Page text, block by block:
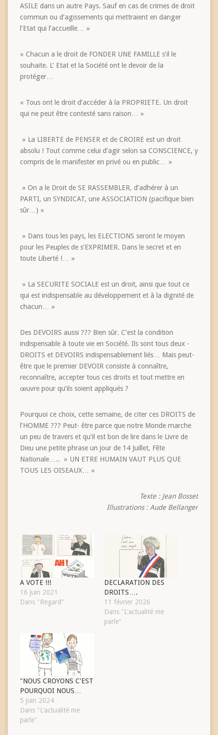
ASILE dans un autre Pays. Sauf en cas de crimes de droit
commun ou d’agissements qui mettraient en danger
l’Etat qui l’accueille… »
« Chacun a le droit de FONDER UNE FAMILLE s’il le
souhaite. L’ Etat et la Société ont le devoir de la
protéger…
« Tous ont le droit d’accéder à la PROPRIETE. Un droit
qui ne peut être contesté sans raison… »
» La LIBERTE de PENSER et de CROIRE est un droit
absolu ! Tout comme celui d’agir selon sa CONSCIENCE, y
compris de le manifester en privé ou en public… »
» On a le Droit de SE RASSEMBLER, d’adhérer à un
PARTI, un SYNDICAT, une ASSOCIATION (pacifique bien
sûr…) »
» Dans tous les pays, les ELECTIONS seront le moyen
pour les Peuples de s’EXPRIMER. Dans le secret et en
toute Liberté !… »
» La SECURITE SOCIALE est un droit, ainsi que tout ce
qui est indispensable au développement et à la dignité de
chacun… »
Des DEVOIRS aussi ??? Bien sûr. C’est la condition
indispensable à toute vie en Société. Ils sont tous deux -
DROITS et DEVOIRS indispensablement liés… Mais peut-
être que le premier DEVOIR consiste à connaître,
reconnaître, accepter tous ces droits et tout mettre en
œuvre pour qu’ils soient appliqués ?
Pourquoi ce choix, cette semaine, de citer ces DROITS de
l’HOMME ??? Peut- être parce que notre Monde marche
un peu de travers et qu’il est bon de lire dans le Livre de
Dieu une petite phrase un jour de 14 Juillet, Fête
Nationale….. » UN ETRE HUMAIN VAUT PLUS QUE
TOUS LES OISEAUX… »
Texte : Jean Bosset
Illustrations : Aude Bellanger
A VOTE !!!
16 juin 2021
Dans "Regard"
DECLARATION DES
DROITS….
11 février 2026
Dans "L'actualité me
parle"
"NOUS CROYONS C'EST
POURQUOI NOUS…
5 juin 2024
Dans "L'actualité me
parle"